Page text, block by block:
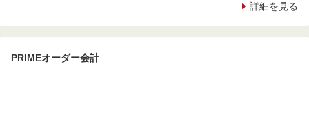
詳細を見る
PRIMEオーダー会計